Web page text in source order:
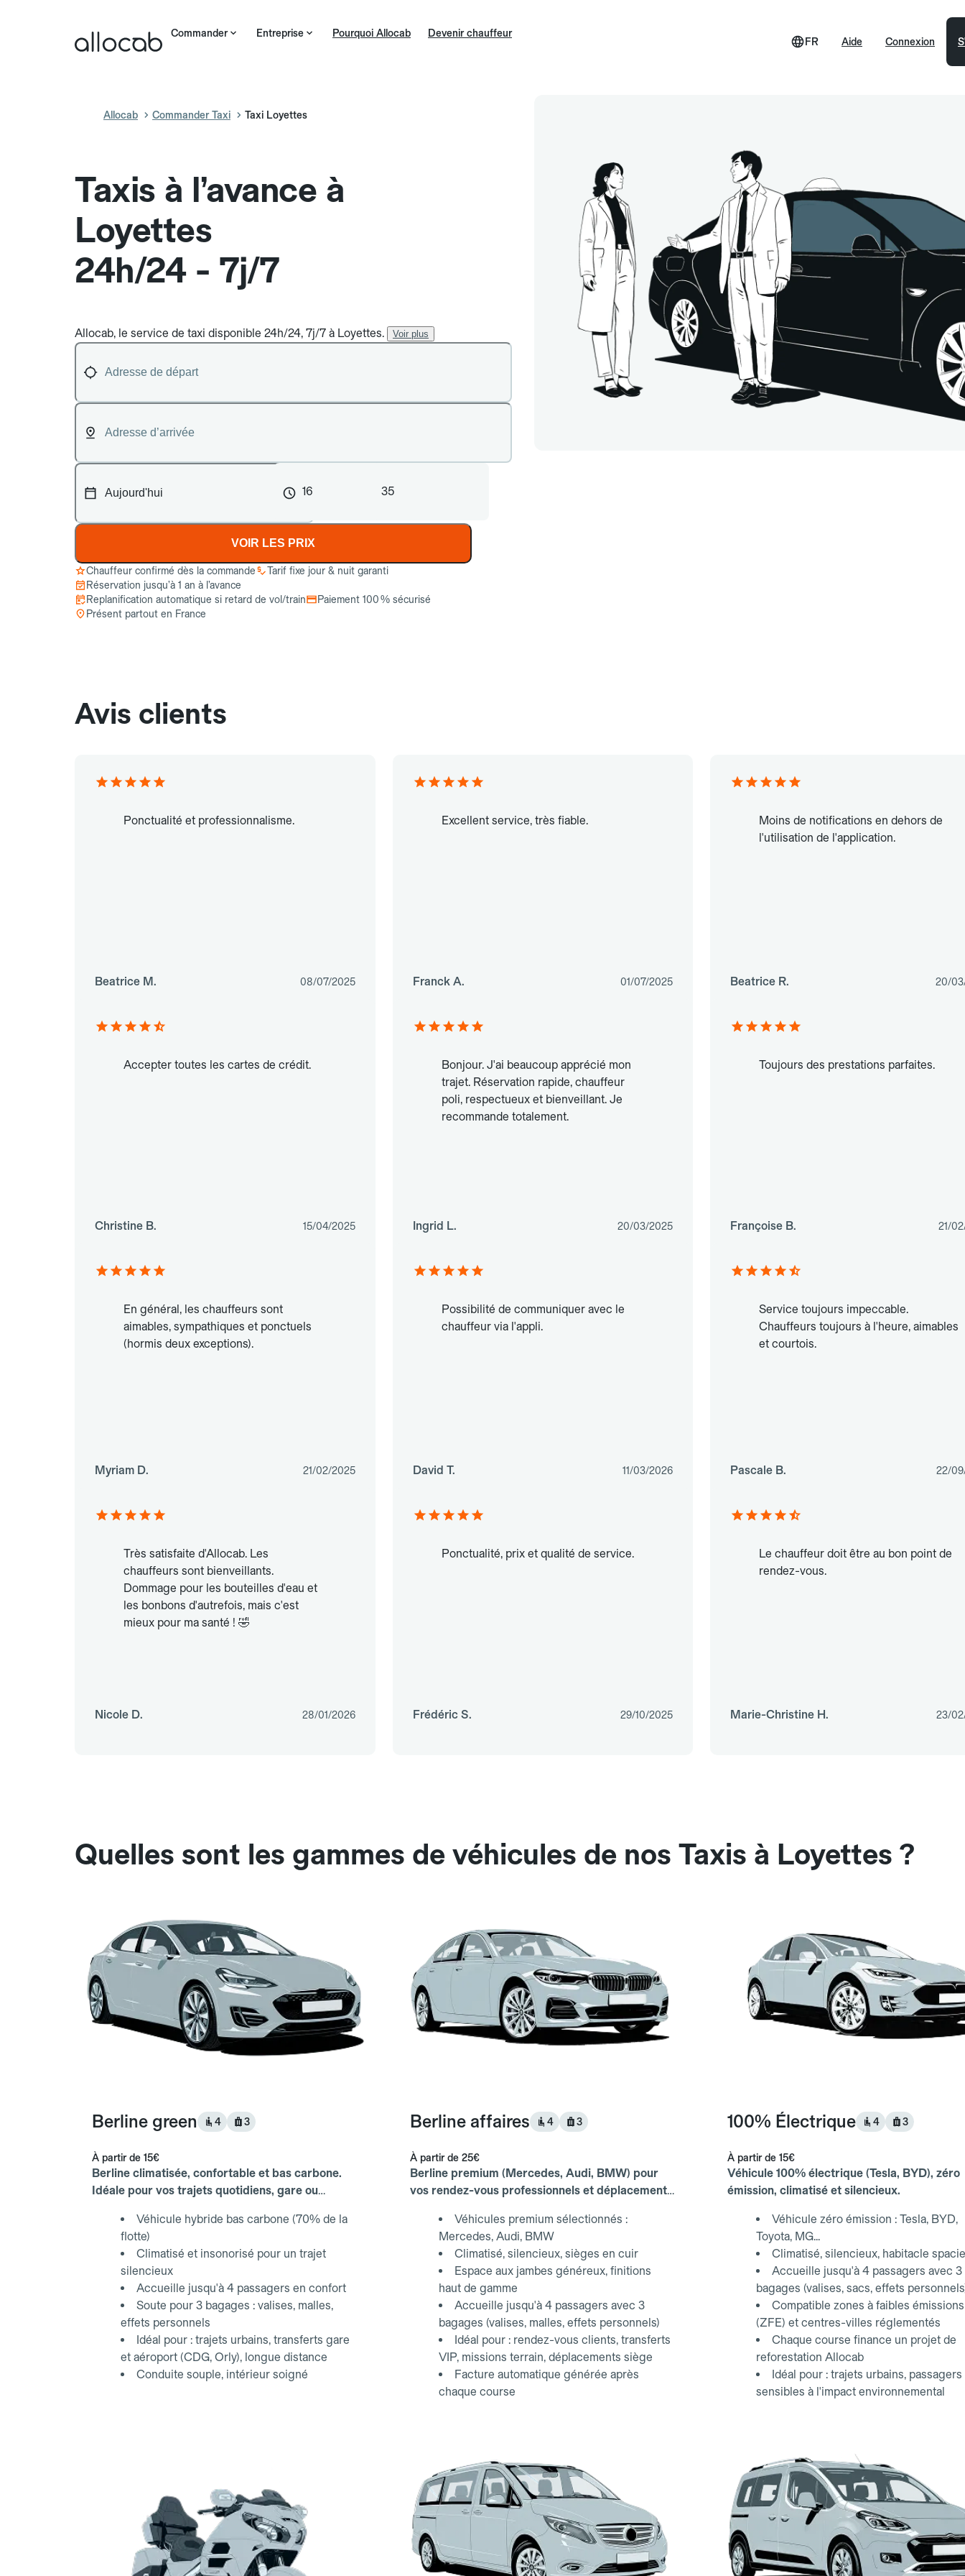
Commander Entreprise Pourquoi Allocab Devenir chauffeur
Aide
FR Connexion
Allocab Commander Taxi Taxi Loyettes
Taxis à l’avance à
Loyettes
24h/24 - 7j/7
Allocab, le service de taxi disponible 24h/24, 7j/7 à Loyettes. Voir plus
16 35
VOIR LES PRIX
Chauffeur confirmé dès la commande
Tarif fixe jour & nuit garanti
Réservation jusqu’à 1 an à l’avance
Replanification automatique si retard de vol/train
Paiement 100 % sécurisé
Présent partout en France
Avis clients
Ponctualité et professionnalisme.
Beatrice M. 08/07/2025
Excellent service, très fiable.
Franck A. 01/07/2025
Moins de notifications en dehors de
l'utilisation de l'application.
Beatrice R. 20/
Accepter toutes les cartes de crédit.
Christine B. 15/04/2025
Bonjour. J'ai beaucoup apprécié mon
trajet. Réservation rapide, chauffeur
poli, respectueux et bienveillant. Je
recommande totalement.
Ingrid L. 20/03/2025
Toujours des prestations parfaites.
Françoise B. 21/
En général, les chauffeurs sont
aimables, sympathiques et ponctuels
(hormis deux exceptions).
Myriam D. 21/02/2025
Possibilité de communiquer avec le
chauffeur via l'appli.
David T. 11/03/2026
Service toujours impeccable.
Chauffeurs toujours à l'heure, aimables
et courtois.
Pascale B. 22/
Très satisfaite d'Allocab. Les
chauffeurs sont bienveillants.
Dommage pour les bouteilles d'eau et
les bonbons d'autrefois, mais c'est
mieux pour ma santé ! 🤣
Nicole D. 28/01/2026
Ponctualité, prix et qualité de service.
Frédéric S. 29/10/2025
Le chauffeur doit être au bon point de
rendez-vous.
Marie-Christine H. 23/
Quelles sont les gammes de véhicules de nos Taxis à Loyettes ?
Berline green 4 3
À partir de 15€
Berline climatisée, confortable et bas carbone.
Idéale pour vos trajets quotidiens, gare ou
Véhicule hybride bas carbone (70% de la
flotte)
Climatisé et insonorisé pour un trajet
silencieux
Accueille jusqu'à 4 passagers en confort
Soute pour 3 bagages : valises, malles,
effets personnels
Idéal pour : trajets urbains, transferts gare
et aéroport (CDG, Orly), longue distance
Conduite souple, intérieur soigné
Berline affaires 4 3
À partir de 25€
Berline premium (Mercedes, Audi, BMW) pour
vos rendez-vous professionnels et déplacements
Véhicules premium sélectionnés :
Mercedes, Audi, BMW
Climatisé, silencieux, sièges en cuir
Espace aux jambes généreux, finitions
haut de gamme
Accueille jusqu'à 4 passagers avec 3
bagages (valises, malles, effets personnels)
Idéal pour : rendez-vous clients, transferts
VIP, missions terrain, déplacements siège
Facture automatique générée après
chaque course
100% Électrique 4 3
À partir de 15€
Véhicule 100% électrique (Tesla, BYD), zéro
émission, climatisé et silencieux.
Véhicule zéro émission : Tesla, BYD,
Toyota, MG...
Climatisé, silencieux, habitacle
Accueille jusqu'à 4 passagers avec 3
bagages (valises, sacs, effets
Compatible zones à faibles émissions
(ZFE) et centres-villes réglementés
Chaque course finance un projet de
reforestation Allocab
Idéal pour : trajets urbains, passagers
sensibles à l'impact environnemental